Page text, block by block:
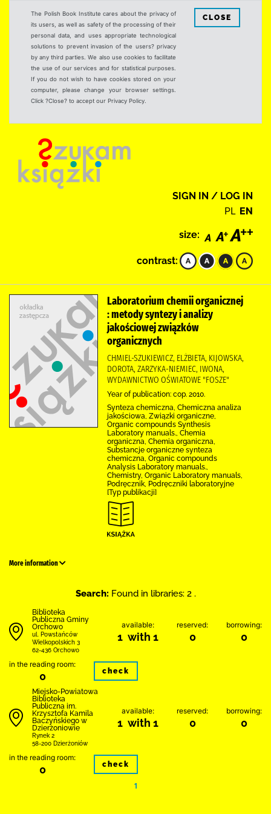
The Polish Book Institute cares about the privacy of
its users, as well as safety of the processing of their
personal data, and uses appropriate technological
solutions to prevent invasion of the users? privacy
by any third parties. We also use cookies to facilitate
the use of our services and for statistical purposes.
If you do not wish to have cookies stored on your
computer, please change your browser settings.
Click ?Close? to accept our Privacy Policy.
CLOSE
SIGN IN / LOG IN
PL EN
size:
contrast:
Laboratorium chemii organicznej
: metody syntezy i analizy
jakościowej związków
organicznych
CHMIEL-SZUKIEWICZ, ELŻBIETA, KIJOWSKA,
DOROTA, ZARZYKA-NIEMIEC, IWONA,
WYDAWNICTWO OŚWIATOWE "FOSZE"
Year of publication: cop. 2010.
Synteza chemiczna, Chemiczna analiza
jakościowa, Związki organiczne,
Organic compounds Synthesis
Laboratory manuals., Chemia
organiczna, Chemia organiczna,
Substancje organiczne synteza
chemiczna, Organic compounds
Analysis Laboratory manuals.,
Chemistry, Organic Laboratory manuals,
Podręcznik, Podręczniki laboratoryjne
[Typ publikacji]
More information
Search: Found in libraries: 2 .
Biblioteka
Publiczna Gminy
Orchowo
ul. Powstańców
Wielkopolskich 3
62-436 Orchowo
available:
1 with 1
reserved:
0
borrowing:
0
in the reading room:
0 check
Miejsko-Powiatowa
Biblioteka
Publiczna im.
Krzysztofa Kamila
Baczyńskiego w
Dzierżoniowie
Rynek 2
58-200 Dzierżoniów
available:
1 with 1
reserved:
0
borrowing:
0
in the reading room:
0 check
1